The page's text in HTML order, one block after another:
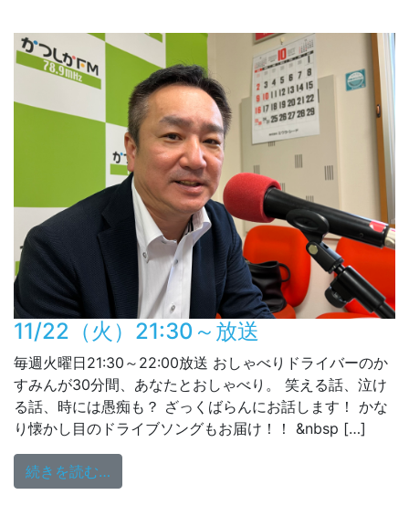
11/22（火）21:30～放送
毎週火曜日21:30～22:00放送 おしゃべりドライバーのか
すみんが30分間、あなたとおしゃべり。 笑える話、泣け
る話、時には愚痴も？ ざっくばらんにお話します！ かな
り懐かし目のドライブソングもお届け！！ &nbsp […]
続きを読む…